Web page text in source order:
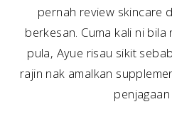
pernah review skincare
berkesan. Cuma kali ni
pula, Ayue risau sikit
rajin nak amalkan
penjagaan